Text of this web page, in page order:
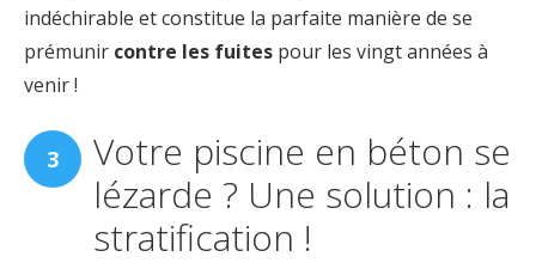
indéchirable et constitue la parfaite manière de se
prémunir contre les fuites pour les vingt années à
venir !
Votre piscine en béton se
lézarde ? Une solution : la
stratification !